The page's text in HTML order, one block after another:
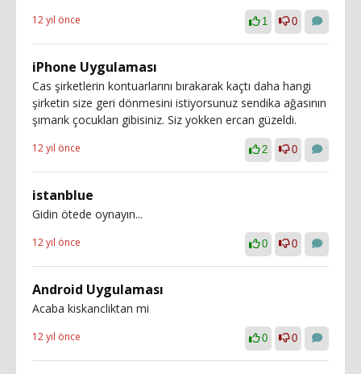
12 yıl önce 1 0
iPhone Uygulaması
Cas şirketlerin kontuarlarını bırakarak kaçtı daha hangi
şirketin size geri dönmesini istiyorsunuz sendika ağasının
şımarık çocukları gibisiniz. Siz yokken ercan güzeldi.
12 yıl önce 2 0
istanblue
Gidin ötede oynayın...
12 yıl önce 0 0
Android Uygulaması
Acaba kiskancliktan mi
12 yıl önce 0 0